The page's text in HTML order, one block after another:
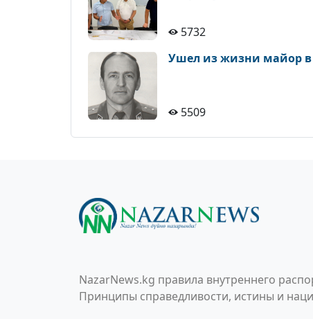
5732
Ушел из жизни майор в
5509
NazarNews.kg правила внутреннего
Принципы справедливости, истины и